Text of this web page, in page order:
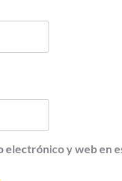
electrónico y web en